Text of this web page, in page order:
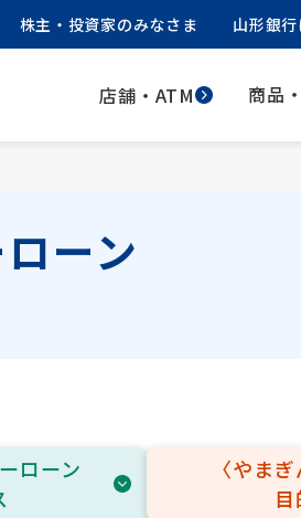
株主・投資家のみなさま 山形銀
店舗・ATM 商品
ーン
ローン
〈やま